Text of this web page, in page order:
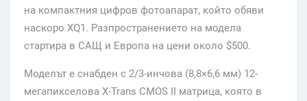
на компактния цифров фотоапарат, който обяви
наскоро XQ1. Разпространението на модела
стартира в САЩ и Европа на цени около $500.
Моделът е снабден с 2/3-инчова (8,8×6,6 мм) 12-
мегапикселова X-Trans CMOS II матрица, която в